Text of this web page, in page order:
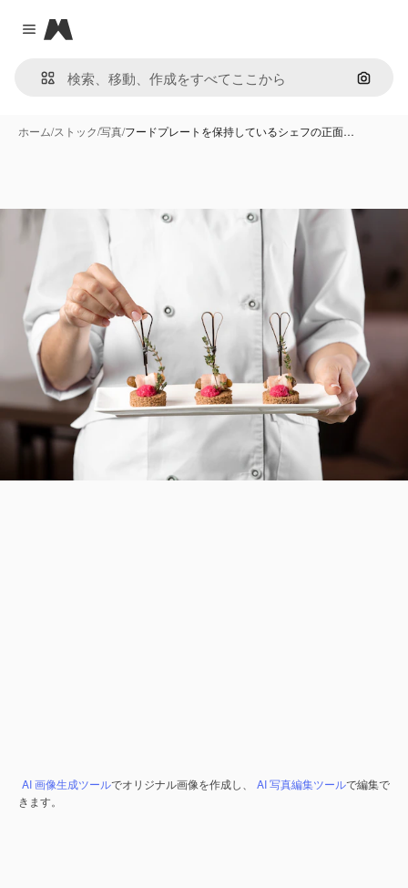
Close menu
Magnific
画像で
ホーム/ストック/写真/フードプレートを保持しているシェフの正面…
AI 画像生成ツールでオリジナル画像を作成し、 AI 写真編集ツールで編集で
きます。